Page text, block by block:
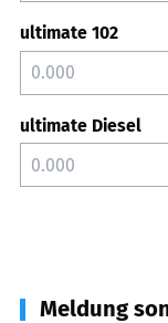
ultimate 102
ultimate Diesel
Meldung